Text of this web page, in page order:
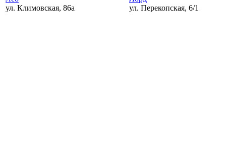
ул. Климовская, 86а
ул. Перекопская, 6/1